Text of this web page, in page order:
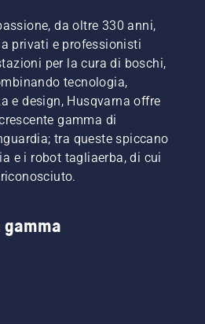
da oltre 330 anni,
privati e professionisti
per la cura di boschi,
tecnologia,
e design, Husqvarna offre
gamma di
tra queste spiccano
e i robot tagliaerba, di cui
gamma